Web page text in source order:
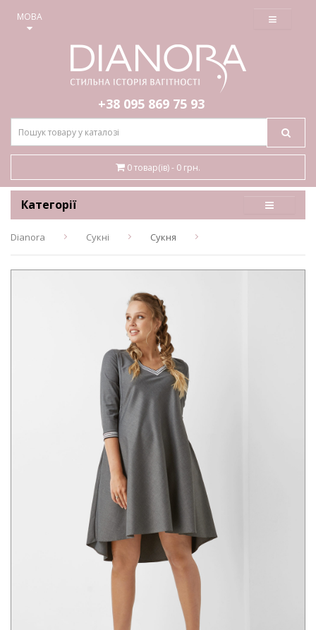
МОВА ≡
+38 095 869 75 93
0 товар(ів) - 0 грн.
Категорії
Dianora Сукні Сукня